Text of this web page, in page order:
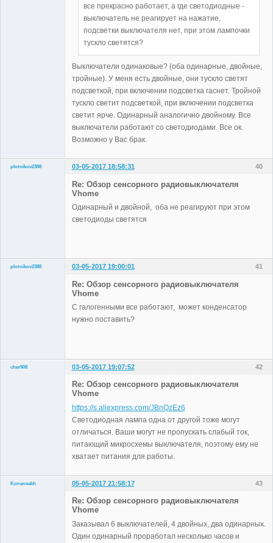
все прекрасно работает, а где светодиодные -
выключатель не реагирует на нажатие,
подсветки выключателя нет, при этом лампочки
тускло светятся?
Выключатели одинаковые? (оба одинарные, двойные,
тройные). У меня есть двойные, они тускло светят
подсветкой, при включении подсветка гаснет. Тройной
тускло светит подсветкой, при включении подсветка
светит ярче. Одинарный аналогично двойному. Все
выключатели работают со светодиодами. Все ок.
Возможно у Вас брак.
40
plotnikov2388
03-05-2017 18:58:31
Re: Обзор сенсорного радиовыключателя
Vhome
Одинарный и двойной, оба не реагируют при этом
светодиоды светятся
41
plotnikov2388
03-05-2017 19:00:01
Re: Обзор сенсорного радиовыключателя
Vhome
С галогенными все работают, может конденсатор
нужно поставить?
42
cher908
03-05-2017 19:07:52
Re: Обзор сенсорного радиовыключателя
Vhome
https://s.aliexpress.com/JBnQzEz6
Светодиодная лампа одна от другой тоже могут
отличаться. Ваши могут не пропускать слабый ток,
питающий микросхемы выключателя, поэтому ему не
хватает питания для работы.
43
Konansakh
05-05-2017 21:58:17
Re: Обзор сенсорного радиовыключателя
Vhome
Заказывал 6 выключателей, 4 двойных, два одинарных.
Один одинарный проработал несколько часов и